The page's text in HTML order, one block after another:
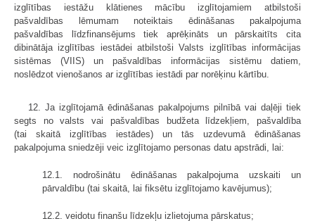
izglītības iestāžu klātienes mācību izglītojamiem atbilstoši
pašvaldības lēmumam noteiktais ēdināšanas pakalpojuma
pašvaldības līdzfinansējums tiek aprēķināts un pārskaitīts cita
dibinātāja izglītības iestādei atbilstoši Valsts izglītības informācijas
sistēmas (VIIS) un pašvaldības informācijas sistēmu datiem,
noslēdzot vienošanos ar izglītības iestādi par norēķinu kārtību.
12. Ja izglītojamā ēdināšanas pakalpojums pilnībā vai daļēji tiek
segts no valsts vai pašvaldības budžeta līdzekļiem, pašvaldība
(tai skaitā izglītības iestādes) un tās uzdevumā ēdināšanas
pakalpojuma sniedzēji veic izglītojamo personas datu apstrādi, lai:
12.1. nodrošinātu ēdināšanas pakalpojuma uzskaiti un
pārvaldību (tai skaitā, lai fiksētu izglītojamo kavējumus);
12.2. veidotu finanšu līdzekļu izlietojuma pārskatus;